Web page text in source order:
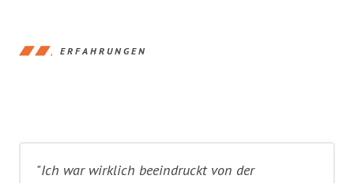
ERFAHRUNGEN
"Ich war wirklich beeindruckt von der